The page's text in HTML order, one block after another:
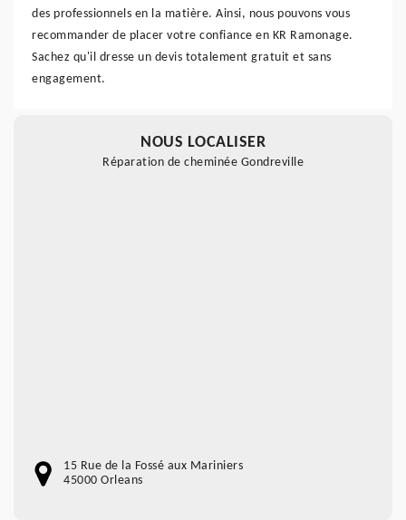
des professionnels en la matière. Ainsi, nous pouvons vous
recommander de placer votre confiance en KR Ramonage.
Sachez qu'il dresse un devis totalement gratuit et sans
engagement.
NOUS LOCALISER
Réparation de cheminée Gondreville
15 Rue de la Fossé aux Mariniers
45000 Orleans